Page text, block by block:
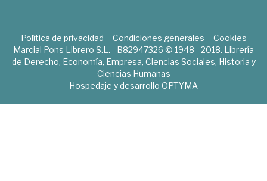
Política de privacidad Condiciones generales
Cookies
Marcial Pons Librero S.L. - B82947326 © 1948 - 2018. Librería
de Derecho, Economía, Empresa, Ciencias Sociales, Historia y
Ciencias Humanas
Hospedaje y desarrollo OPTYMA